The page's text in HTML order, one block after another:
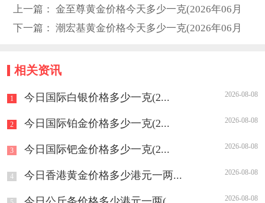
上一篇：金至尊黄金价格今天多少一克(2026年06月
08日)
下一篇：潮宏基黄金价格今天多少一克(2026年06月
相关资讯
1 今日国际白银价格多少一克(2... 2026-08-08
2 今日国际铂金价格多少一克(2... 2026-08-08
3 今日国际钯金价格多少一克(2... 2026-08-08
4 今日香港黄金价格多少港元一两... 2026-08-08
2026-08-08